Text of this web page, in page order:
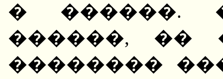
� ������.
������, ��
��������